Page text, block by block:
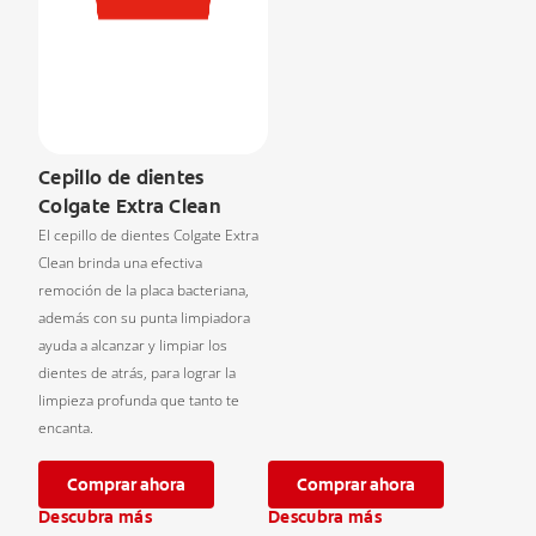
Cepillo de dientes
Colgate Extra Clean
El cepillo de dientes Colgate Extra
Clean brinda una efectiva
remoción de la placa bacteriana,
además con su punta limpiadora
ayuda a alcanzar y limpiar los
dientes de atrás, para lograr la
limpieza profunda que tanto te
encanta.
Comprar ahora
Descubra más
Comprar ahora
Descubra más